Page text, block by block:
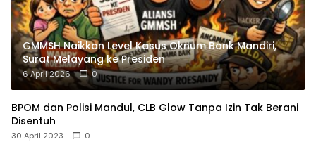
GMMSH Naikkan Level Kasus Oknum Bank Mandiri,
Surat Melayang ke Presiden
6 April 2026 0
BPOM dan Polisi Mandul, CLB Glow Tanpa Izin Tak Berani
Disentuh
30 April 2023 0